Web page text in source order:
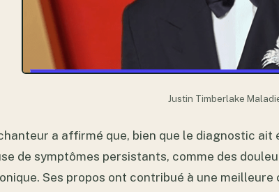
Justin Timberlake
a affirmé que, bien que le diagnostic ait
de symptômes persistants, comme des
Ses propos ont contribué à une